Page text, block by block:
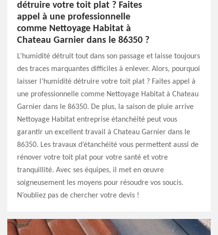
détruire votre toit plat ? Faites
appel à une professionnelle
comme Nettoyage Habitat à
Chateau Garnier dans le 86350 ?
L’humidité détruit tout dans son passage et laisse toujours
des traces marquantes difficiles à enlever. Alors, pourquoi
laisser l’humidité détruire votre toit plat ? Faites appel à
une professionnelle comme Nettoyage Habitat à Chateau
Garnier dans le 86350. De plus, la saison de pluie arrive
Nettoyage Habitat entreprise étanchéité peut vous
garantir un excellent travail à Chateau Garnier dans le
86350. Les travaux d’étanchéité vous permettent aussi de
rénover votre toit plat pour votre santé et votre
tranquillité. Avec ses équipes, il met en œuvre
soigneusement les moyens pour résoudre vos soucis.
N’oubliez pas de chercher votre devis !